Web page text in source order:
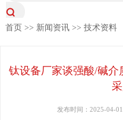
首页>> 新闻资讯>> 技术资料
钛设备厂家谈强酸/碱介
发布时间：2025-04-